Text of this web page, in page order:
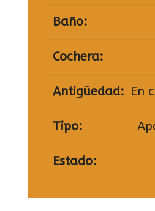
Baño:
Cochera:
Antigüedad: En
Tipo:
Estado: